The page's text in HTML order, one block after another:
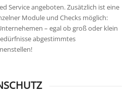
Service angeboten. Zusätzlich ist eine
Module und Checks möglich:
– egal ob groß oder klein
abgestimmtes